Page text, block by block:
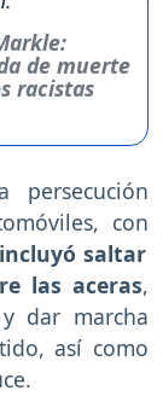
de muerte
racistas
persecución
con
saltar
las aceras,
dar marcha
así como